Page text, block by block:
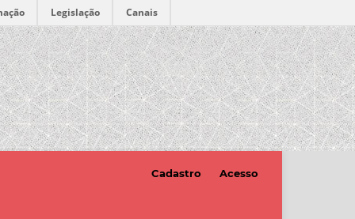
Legislação Canais
Cadastro Acesso